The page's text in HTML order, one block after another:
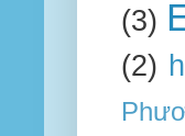
(3)
(2)